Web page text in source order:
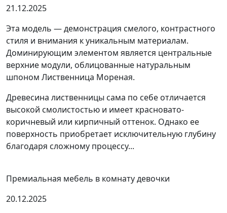
21.12.2025
Эта модель — демонстрация смелого, контрастного
стиля и внимания к уникальным материалам.
Доминирующим элементом является центральные
верхние модули, облицованные натуральным
шпоном Лиственница Мореная.
Древесина лиственницы сама по себе отличается
высокой смолистостью и имеет красновато-
коричневый или кирпичный оттенок. Однако ее
поверхность приобретает исключительную глубину
благодаря сложному процессу...
Премиальная мебель в комнату девочки
20.12.2025